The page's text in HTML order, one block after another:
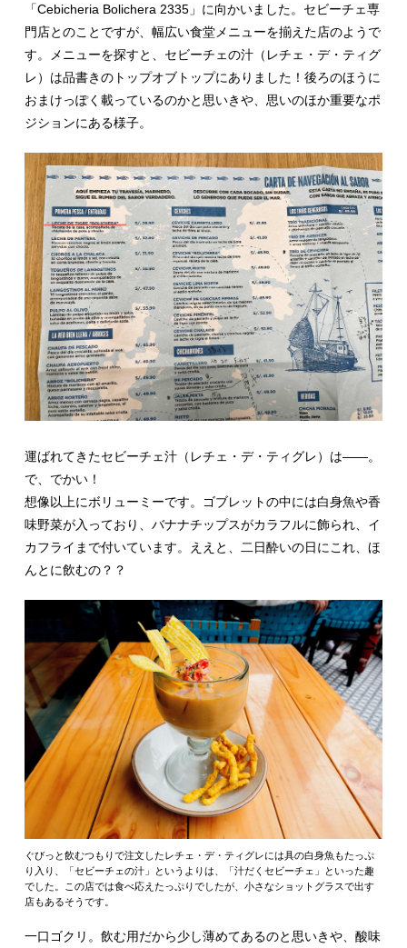
「Cebicheria Bolichera 2335」に向かいました。セビーチェ専
門店とのことですが、幅広い食堂メニューを揃えた店のようで
す。メニューを探すと、セビーチェの汁（レチェ・デ・ティグ
レ）は品書きのトップオブトップにありました！後ろのほうに
おまけっぽく載っているのかと思いきや、思いのほか重要なポ
ジションにある様子。
運ばれてきたセビーチェ汁（レチェ・デ・ティグレ）は――。
で、でかい！
想像以上にボリューミーです。ゴブレットの中には白身魚や香
味野菜が入っており、バナナチップスがカラフルに飾られ、イ
カフライまで付いています。ええと、二日酔いの日にこれ、ほ
んとに飲むの？？
ぐびっと飲むつもりで注文したレチェ・デ・ティグレには具の白身魚もたっぷ
り入り、「セビーチェの汁」というよりは、「汁だくセビーチェ」といった趣
でした。この店では食べ応えたっぷりでしたが、小さなショットグラスで出す
店もあるそうです。
一口ゴクリ。飲む用だから少し薄めてあるのと思いきや、酸味